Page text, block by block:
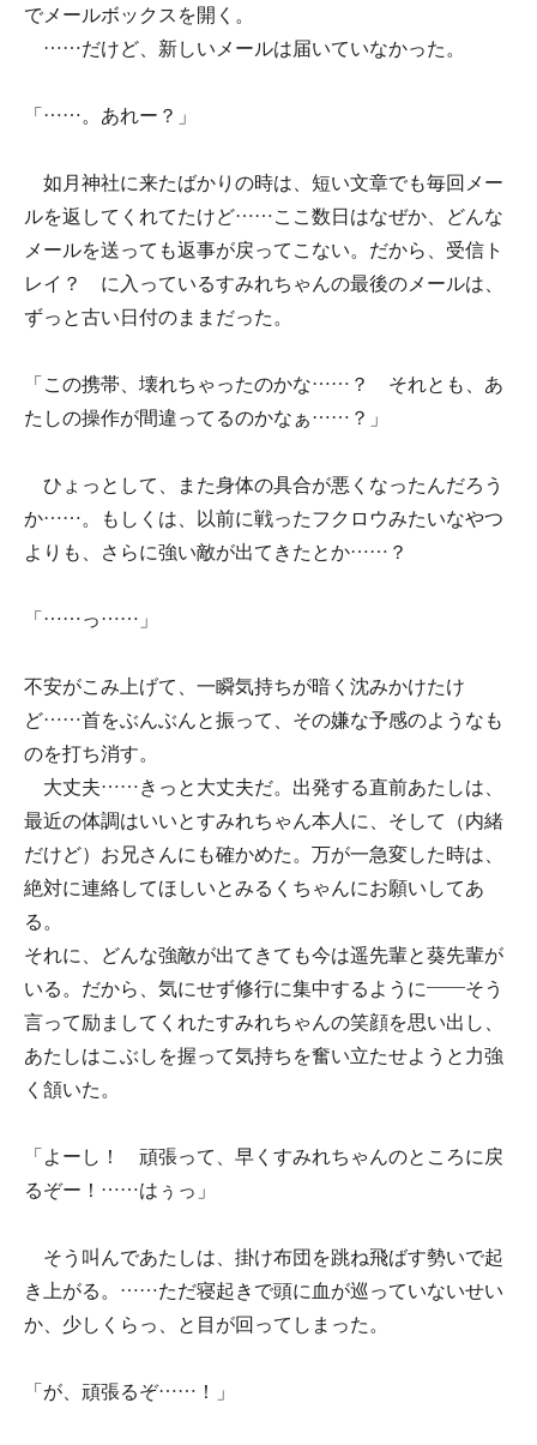
でメールボックスを開く。
……だけど、新しいメールは届いていなかった。
「……。あれー？」
如月神社に来たばかりの時は、短い文章でも毎回メー
ルを返してくれてたけど……ここ数日はなぜか、どんな
メールを送っても返事が戻ってこない。だから、受信ト
レイ？ に入っているすみれちゃんの最後のメールは、
ずっと古い日付のままだった。
「この携帯、壊れちゃったのかな……？ それとも、あ
たしの操作が間違ってるのかなぁ……？」
ひょっとして、また身体の具合が悪くなったんだろう
か……。もしくは、以前に戦ったフクロウみたいなやつ
よりも、さらに強い敵が出てきたとか……？
「……っ……」
不安がこみ上げて、一瞬気持ちが暗く沈みかけたけ
ど……首をぶんぶんと振って、その嫌な予感のようなも
のを打ち消す。
大丈夫……きっと大丈夫だ。出発する直前あたしは、
最近の体調はいいとすみれちゃん本人に、そして（内緒
だけど）お兄さんにも確かめた。万が一急変した時は、
絶対に連絡してほしいとみるくちゃんにお願いしてあ
る。
それに、どんな強敵が出てきても今は遥先輩と葵先輩が
いる。だから、気にせず修行に集中するように――そう
言って励ましてくれたすみれちゃんの笑顔を思い出し、
あたしはこぶしを握って気持ちを奮い立たせようと力強
く頷いた。
「よーし！ 頑張って、早くすみれちゃんのところに戻
るぞー！……はぅっ」
そう叫んであたしは、掛け布団を跳ね飛ばす勢いで起
き上がる。……ただ寝起きで頭に血が巡っていないせい
か、少しくらっ、と目が回ってしまった。
「が、頑張るぞ……！」